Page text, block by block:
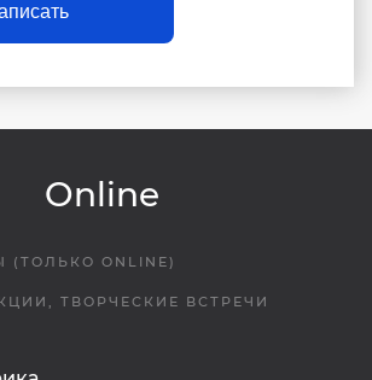
Online
ONLINE)
ТВОРЧЕСКИЕ ВСТРЕЧИ